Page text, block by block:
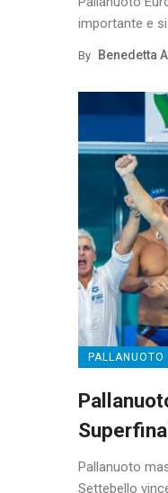
importante e
By Benedetta
PALLANUOTO
Pallanuoto
Settebello